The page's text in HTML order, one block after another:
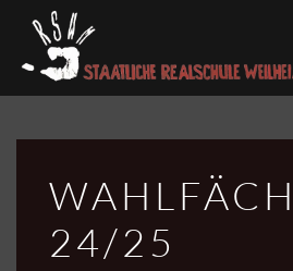
Skip to main content
24/25